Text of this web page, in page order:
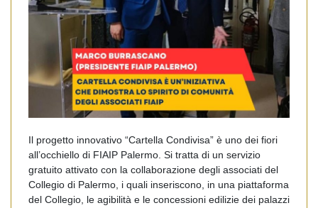
Il progetto innovativo “Cartella Condivisa” è uno dei fiori
all’occhiello di FIAIP Palermo. Si tratta di un servizio
gratuito attivato con la collaborazione degli associati del
Collegio di Palermo, i quali inseriscono, in una piattaforma
del Collegio, le agibilità e le concessioni edilizie dei palazzi